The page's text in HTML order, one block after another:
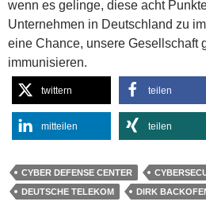
wenn es gelinge, diese acht
Unternehmen in Deutschland zu
eine Chance, unsere Gesellschaft
immunisieren.
twittern teilen
mitteilen teilen
CYBER DEFENSE CENTER
DEUTSCHE TELEKOM
DIRK